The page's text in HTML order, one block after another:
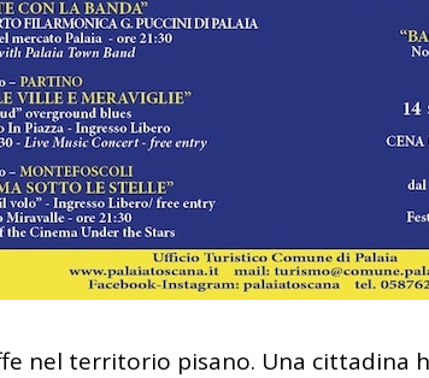
nel territorio pisano. Una cittadina